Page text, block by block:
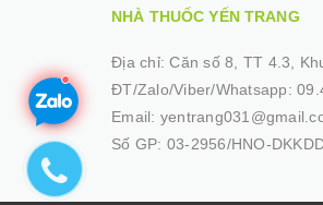
NHÀ THUỐC YẾN TRANG
Địa chỉ:Căn số 8, TT 4.3,
ĐT/Zalo/Viber/Whatsapp:
Email:
Số GP: 03-2956/HNO-